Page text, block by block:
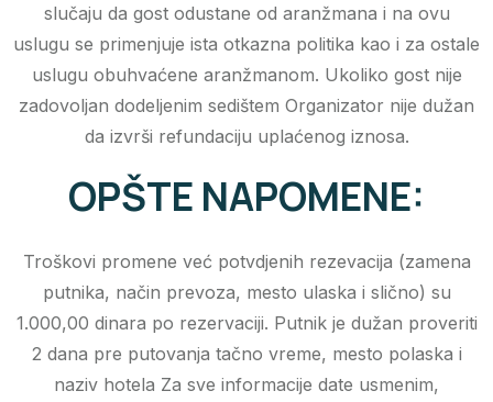
slučaju da gost odustane od aranžmana i na ovu
uslugu se primenjuje ista otkazna politika kao i za ostale
uslugu obuhvaćene aranžmanom. Ukoliko gost nije
zadovoljan dodeljenim sedištem Organizator nije dužan
da izvrši refundaciju uplaćenog iznosa.
OPŠTE NAPOMENE:
Troškovi promene već potvdjenih rezevacija (zamena
putnika, način prevoza, mesto ulaska i slično) su
1.000,00 dinara po rezervaciji. Putnik je dužan proveriti
2 dana pre putovanja tačno vreme, mesto polaska i
naziv hotela Za sve informacije date usmenim,